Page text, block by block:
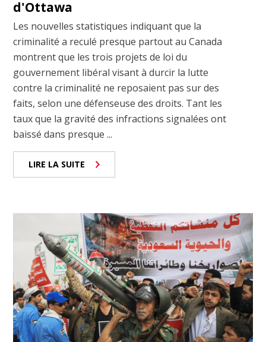
d'Ottawa
Les nouvelles statistiques indiquant que la
criminalité a reculé presque partout au Canada
montrent que les trois projets de loi du
gouvernement libéral visant à durcir la lutte
contre la criminalité ne reposaient pas sur des
faits, selon une défenseuse des droits. Tant les
taux que la gravité des infractions signalées ont
baissé dans presque ...
LIRE LA SUITE